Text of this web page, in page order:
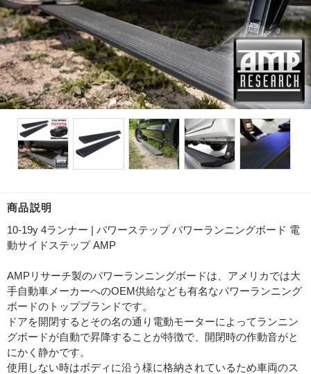
商品説明
10-19y 4ランナー | パワーステップ パワーランニングボード 電
動サイドステップ AMP
AMPリサーチ製のパワーランニングボードは、アメリカでは大
手自動車メーカーへのOEM供給なども有名なパワーランニング
ボードのトップブランドです。
ドアを開閉するとその名の通り電動モーターによってランニン
グボードが自動で昇降することが特徴で、開閉時の作動音がと
にかく静かです。
使用しない時はボディに沿う様に格納されているため車両のス